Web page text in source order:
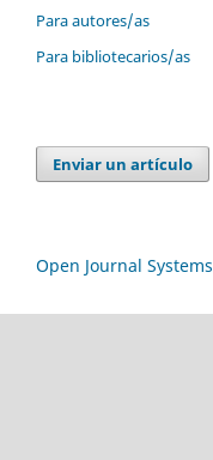
Para autores/as
Para bibliotecarios/as
Enviar un artículo
Open Journal Systems